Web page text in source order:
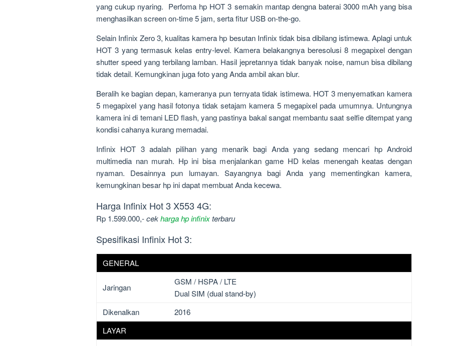
yang cukup nyaring. Perfoma hp HOT 3 semakin mantap dengna baterai 3000 mAh yang bisa
menghasilkan screen on-time 5 jam, serta fitur USB on-the-go.
Selain Infinix Zero 3, kualitas kamera hp besutan Infinix tidak bisa dibilang istimewa. Aplagi untuk
HOT 3 yang termasuk kelas entry-level. Kamera belakangnya beresolusi 8 megapixel dengan
shutter speed yang terbilang lamban. Hasil jepretannya tidak banyak noise, namun bisa dibilang
tidak detail. Kemungkinan juga foto yang Anda ambil akan blur.
Beralih ke bagian depan, kameranya pun ternyata tidak istimewa. HOT 3 menyematkan kamera
5 megapixel yang hasil fotonya tidak setajam kamera 5 megapixel pada umumnya. Untungnya
kamera ini di temani LED flash, yang pastinya bakal sangat membantu saat selfie ditempat yang
kondisi cahanya kurang memadai.
Infinix HOT 3 adalah pilihan yang menarik bagi Anda yang sedang mencari hp Android
multimedia nan murah. Hp ini bisa menjalankan game HD kelas menengah keatas dengan
nyaman. Desainnya pun lumayan. Sayangnya bagi Anda yang mementingkan kamera,
kemungkinan besar hp ini dapat membuat Anda kecewa.
Harga Infinix Hot 3 X553 4G:
Rp 1.599.000,-cekharga hp infinixterbaru
Spesifikasi Infinix Hot 3:
GENERAL
Jaringan
GSM / HSPA / LTE
Dual SIM (dual stand-by)
Dikenalkan
2016
LAYAR